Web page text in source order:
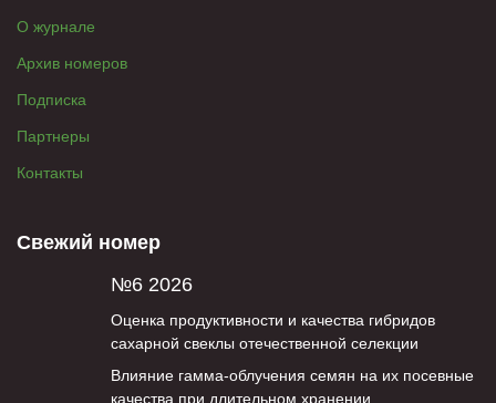
О журнале
Архив номеров
Подписка
Партнеры
Контакты
Свежий номер
№6 2026
Оценка продуктивности и качества гибридов
сахарной свеклы отечественной селекции
Влияние гамма-облучения семян на их посевные
качества при длительном хранении